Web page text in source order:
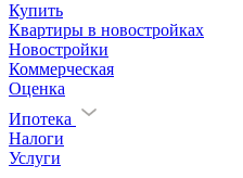
Купить
Квартиры в новостройках
Новостройки
Коммерческая
Оценка
Ипотека
Налоги
Услуги